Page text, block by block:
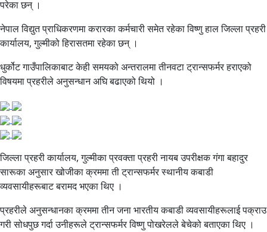
परेका छन् ।
नेपाल विद्युत प्राधिकरणमा करारका कर्मचारी समेत रहेका विष्णु हाल जिल्ला प्रहरी
कार्यालय, गुल्मीको हिरासतमा रहेका छन् ।
धुर्कोट गाउँपालिकाबाट केही समयको अन्तरालमा तीनवटा ट्रान्सफर्मर हराएको
विषयमा प्रहरीले अनुसन्धान अघि बढाएको थियो ।
जिल्ला प्रहरी कार्यालय, गुल्मीका प्रवक्ता प्रहरी नायब उपरीक्षक गंगा बहादुर
सारूका अनुसार खोजीका क्रममा ती ट्रान्सफर्मर स्थानीय कबाडी
व्यवसायीहरूबाट बरामद भएका थिए ।
प्रहरीले अनुसन्धानका क्रममा तीन जना भारतीय कबाडी व्यवसायीहरूलाई पक्राउ
गरी सोधपुछ गर्दा उनीहरूले ट्रान्सफर्मर विष्णु पोखरेलले बेचेको बताएका थिए ।